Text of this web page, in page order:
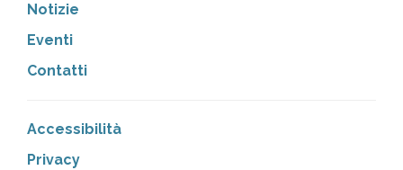
Notizie
Eventi
Contatti
Accessibilità
Privacy